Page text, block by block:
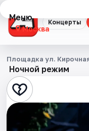
Концерты
Меню
Москва
Концерты
Театр
Города
Ночной режим
Площадка ул.